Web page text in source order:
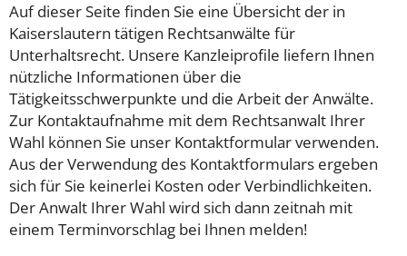
Auf dieser Seite finden Sie eine Übersicht der in
Kaiserslautern tätigen Rechtsanwälte für
Unterhaltsrecht. Unsere Kanzleiprofile liefern Ihnen
nützliche Informationen über die
Tätigkeitsschwerpunkte und die Arbeit der Anwälte.
Zur Kontaktaufnahme mit dem Rechtsanwalt Ihrer
Wahl können Sie unser Kontaktformular verwenden.
Aus der Verwendung des Kontaktformulars ergeben
sich für Sie keinerlei Kosten oder Verbindlichkeiten.
Der Anwalt Ihrer Wahl wird sich dann zeitnah mit
einem Terminvorschlag bei Ihnen melden!